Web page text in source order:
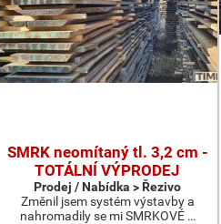
SMRK neomítaný tl. 3,2 cm -
TOTÁLNÍ VÝPRODEJ
Prodej / Nabídka > Řezivo
Změnil jsem systém výstavby a
nahromadily se mi SMRKOVÉ …